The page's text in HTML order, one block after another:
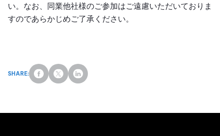
い。なお、同業他社様のご参加はご遠慮いただいておりま
すのであらかじめご了承ください。
SHARE: